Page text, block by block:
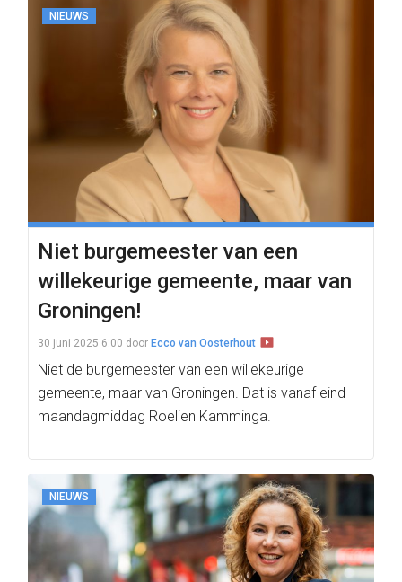
NIEUWS
Niet burgemeester van een
willekeurige gemeente, maar van
Groningen!
30 juni 2025 6:00 door Ecco van Oosterhout
Niet de burgemeester van een willekeurige
gemeente, maar van Groningen. Dat is vanaf eind
maandagmiddag Roelien Kamminga.
NIEUWS